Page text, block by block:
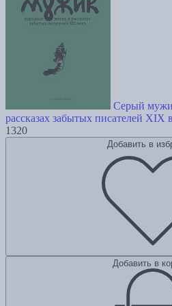
Серый
рассказах забытых писателей XIX
1320
Добавить в
Добавить в